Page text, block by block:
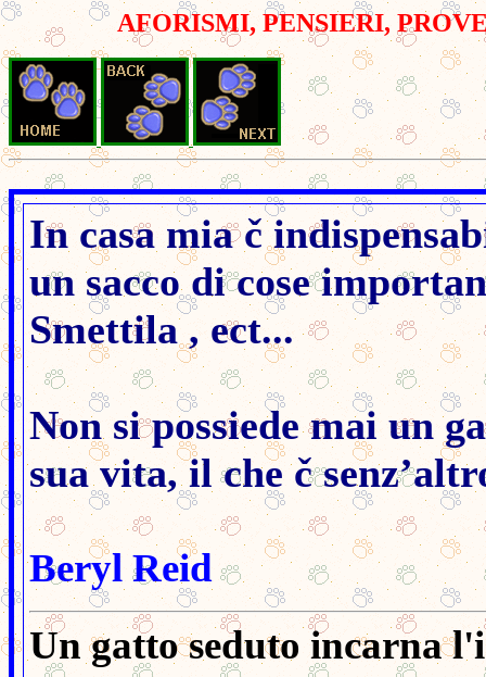
AFORISMI, PENSIERI,
In casa mia č
un sacco di cose
Smettila , ect...
Non si possiede mai un
sua vita, il che č
Beryl Reid
Un gatto seduto incarna